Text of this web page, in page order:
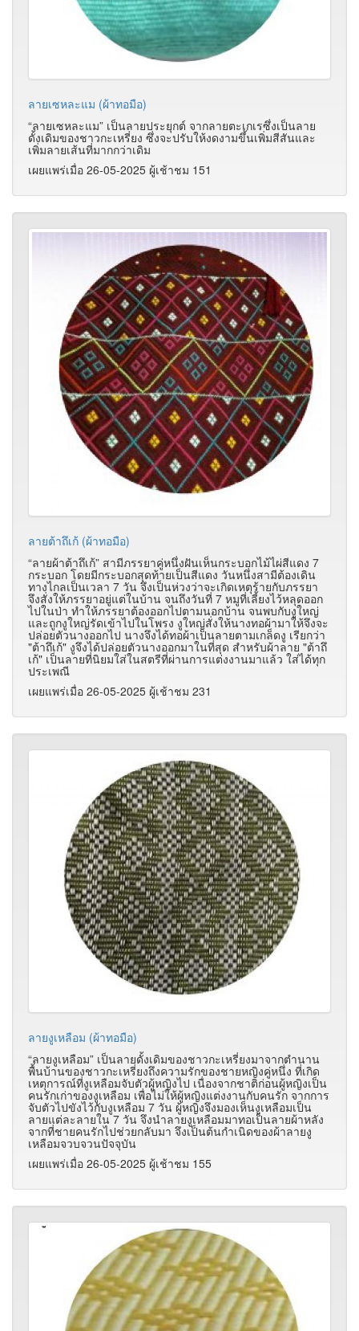
ลายเซหละแม (ผ้าทอมือ)
“ลายเซหละแม” เป็นลายประยุกต์ จากลายตะเกเรซึ่งเป็นลาย
ดั้งเดิมของชาวกะเหรี่ยง ซึ่งจะปรับให้งดงามขึ้นเพิ่มสีสันและ
เพิ่มลายเส้นที่มากกว่าเดิม
เผยแพร่เมื่อ 26-05-2025 ผู้เช้าชม 151
ลายต้าถึเก้ (ผ้าทอมือ)
“ลายผ้าต้าถึเก้” สามีภรรยาคู่หนึ่งฝันเห็นกระบอกไม้ไผ่สีแดง 7
กระบอก โดยมีกระบอกสุดท้ายเป็นสีแดง วันหนึ่งสามีต้องเดิน
ทางไกลเป็นเวลา 7 วัน จึงเป็นห่วงว่าจะเกิดเหตุร้ายกับภรรยา
จึงสั่งให้ภรรยาอยู่แต่ในบ้าน จนถึงวันที่ 7 หมูที่เลี้ยงไว้หลุดออก
ไปในป่า ทำให้ภรรยาต้องออกไปตามนอกบ้าน จนพบกับงูใหญ่
และถูกงูใหญ่รัดเข้าไปในโพรง งูใหญ่สั่งให้นางทอผ้ามาให้จึงจะ
ปล่อยตัวนางออกไป นางจึงได้ทอผ้าเป็นลายตามเกล็ดงู เรียกว่า
"ต้าถึเก้" งูจึงได้ปล่อยตัวนางออกมาในที่สุด สำหรับผ้าลาย "ต้าถึ
เก้" เป็นลายที่นิยมใส่ในสตรีที่ผ่านการแต่งงานมาแล้ว ใส่ได้ทุก
ประเพณี
เผยแพร่เมื่อ 26-05-2025 ผู้เช้าชม 231
ลายงูเหลือม (ผ้าทอมือ)
“ลายงูเหลือม” เป็นลายดั้งเดิมของชาวกะเหรี่ยงมาจากตำนาน
พื้นบ้านของชาวกะเหรี่ยงถึงความรักของชายหญิงคู่หนึ่ง ที่เกิด
เหตุการณ์ที่งูเหลือมจับตัวผู้หญิงไป เนื่องจากชาติก่อนผู้หญิงเป็น
คนรักเก่าของงูเหลือม เพื่อไม่ให้ผู้หญิงแต่งงานกับคนรัก จากการ
จับตัวไปขังไว้กับงูเหลือม 7 วัน ผู้หญิงจึงมองเห็นงูเหลือมเป็น
ลายแต่ละลายใน 7 วัน จึงนำลายงูเหลือมมาทอเป็นลายผ้าหลัง
จากที่ชายคนรักไปช่วยกลับมา จึงเป็นต้นกำเนิดของผ้าลายงู
เหลือมจวบจวนปัจจุบัน
เผยแพร่เมื่อ 26-05-2025 ผู้เช้าชม 155